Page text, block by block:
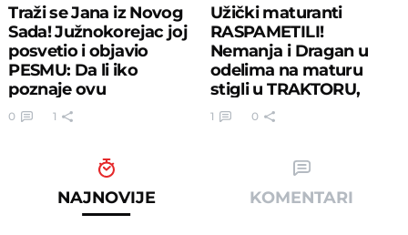
Traži se Jana iz Novog
Sada! Južnokorejac joj
posvetio i objavio
PESMU: Da li iko
poznaje ovu
studentkinju?
0 1
Užički maturanti
RASPAMETILI!
Nemanja i Dragan u
odelima na maturu
stigli u TRAKTORU,
snimak je brutalan
1 0
NAJNOVIJE KOMENTARI